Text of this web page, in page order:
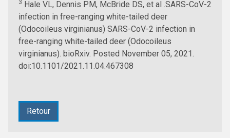
3 Hale VL, Dennis PM, McBride DS, et al .SARS-CoV-2
infection in free-ranging white-tailed deer
(Odocoileus virginianus) SARS-CoV-2 infection in
free-ranging white-tailed deer (Odocoileus
virginianus). bioRxiv. Posted November 05, 2021.
doi:10.1101/2021.11.04.467308
Retour